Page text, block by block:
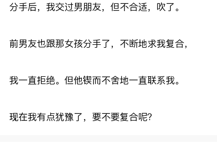
分手后，我交过男朋友，但不合适，吹了。
前男友也跟那女孩分手了，不断地求我复合，
我一直拒绝。但他锲而不舍地一直联系我。
现在我有点犹豫了，要不要复合呢？